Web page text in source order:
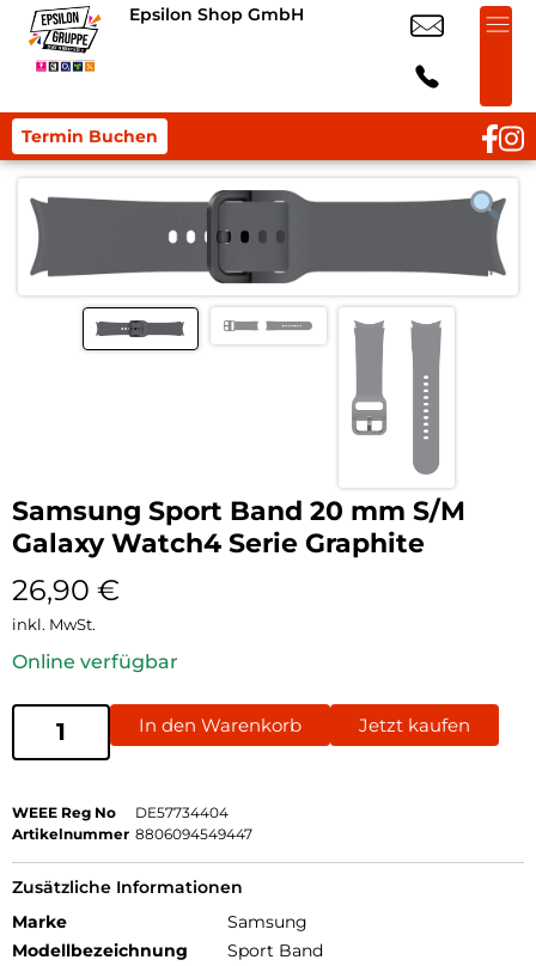
Epsilon Shop GmbH
Termin Buchen
Samsung Sport Band 20 mm S/M
Galaxy Watch4 Serie Graphite
26,90 €
inkl. MwSt.
Online verfügbar
In den Warenkorb Jetzt kaufen
WEEE Reg No
DE57734404
Artikelnummer 8806094549447
Zusätzliche Informationen
Marke
Samsung
Modellbezeichnung
Sport Band